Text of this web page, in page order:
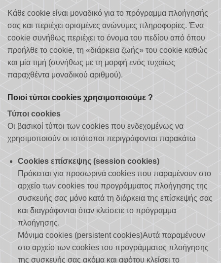
Κάθε cookie είναι μοναδικό για το πρόγραμμα πλοήγησής
σας και περιέχει ορισμένες ανώνυμες πληροφορίες. Ένα
cookie συνήθως περιέχει το όνομα του πεδίου από όπου
προήλθε το cookie, τη «διάρκεια ζωής» του cookie καθώς
και μία τιμή (συνήθως με τη μορφή ενός τυχαίως
παραχθέντα μοναδικού αριθμού).
Ποιοί τύποι cookies χρησιμοποιούμε ?
Τύποι cookies
Οι βασικοί τύποι των cookies που ενδεχομένως να
χρησιμοποιούν οι ιστότοποι περιγράφονται παρακάτω
Cookies επίσκεψης (session cookies)
Πρόκειται για προσωρινά cookies που παραμένουν στο
αρχείο των cookies του προγράμματος πλοήγησης της
συσκευής σας μόνο κατά τη διάρκεια της επίσκεψής σας
και διαγράφονται όταν κλείσετε το πρόγραμμα
πλοήγησης.
Μόνιμα cookies (persistent cookies)Αυτά παραμένουν
στο αρχείο των cookies του προγράμματος πλοήγησης
της συσκευής σας ακόμα και αφότου κλείσει το